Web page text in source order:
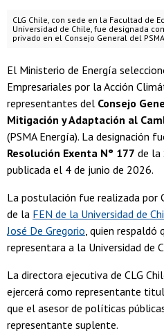
CLG Chile, con sede en la Facultad de
Universidad de Chile, fue designada
privado en el Consejo General del
El Ministerio de Energía
Empresariales por la Acción
representantes del Consejo
Mitigación y Adaptación al
(PSMA Energía). La designación
Resolución Exenta N° 177 de la
publicada el 4 de junio de 2026.
La postulación fue realizada por
de la FEN de la Universidad de
José De Gregorio, quien respaldó
representara a la Universidad de
La directora ejecutiva de CLG
ejercerá como representante
que el asesor de políticas
representante suplente.